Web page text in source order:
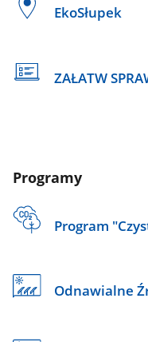
EkoSłupek
ZAŁATW
Programy
Program
Odnawialne